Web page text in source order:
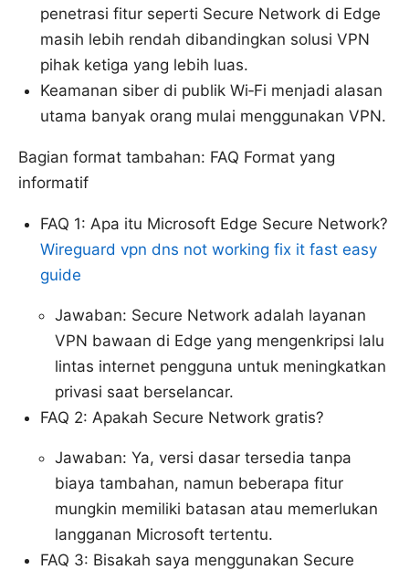
penetrasi fitur seperti Secure Network di Edge
masih lebih rendah dibandingkan solusi VPN
pihak ketiga yang lebih luas.
Keamanan siber di publik Wi‑Fi menjadi alasan
utama banyak orang mulai menggunakan VPN.
Bagian format tambahan: FAQ Format yang
informatif
FAQ 1: Apa itu Microsoft Edge Secure Network?
Wireguard vpn dns not working fix it fast easy
guide
Jawaban: Secure Network adalah layanan
VPN bawaan di Edge yang mengenkripsi lalu
lintas internet pengguna untuk meningkatkan
privasi saat berselancar.
FAQ 2: Apakah Secure Network gratis?
Jawaban: Ya, versi dasar tersedia tanpa
biaya tambahan, namun beberapa fitur
mungkin memiliki batasan atau memerlukan
langganan Microsoft tertentu.
FAQ 3: Bisakah saya menggunakan Secure